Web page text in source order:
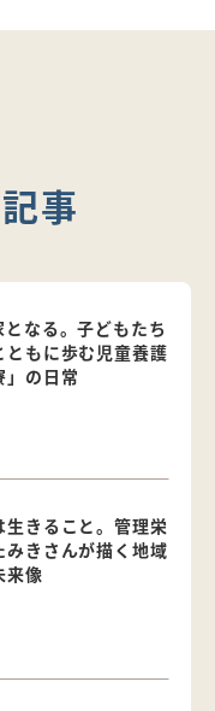
事
なる。子どもたち
ともに歩む児童養護
」の日常
生きること。管理栄
みきさんが描く地域
来像